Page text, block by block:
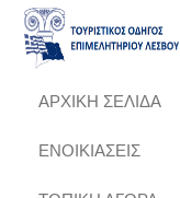
ΑΡΧΙΚΗ ΣΕΛΙΔΑ
ΕΝΟΙΚΙΑΣΕΙΣ